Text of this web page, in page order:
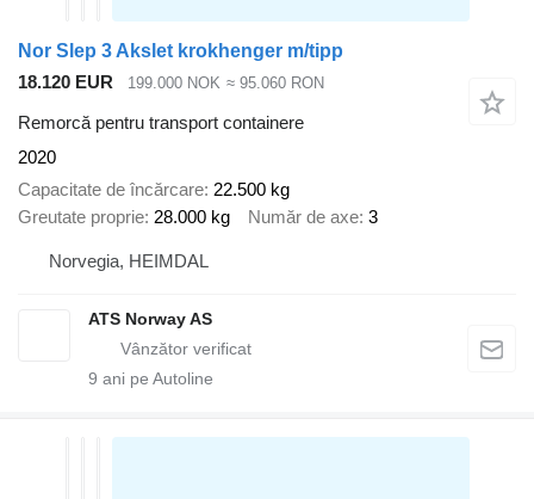
Nor Slep 3 Akslet krokhenger m/tipp
18.120 EUR
199.000 NOK ≈ 95.060 RON
Remorcă pentru transport containere
2020
Capacitate de încărcare 22.500 kg
Greutate proprie 28.000 kg Număr de axe 3
Norvegia, HEIMDAL
ATS Norway AS
9 ani pe Autoline